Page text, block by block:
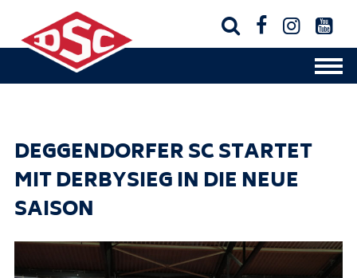
   
DEGGENDORFER SC STARTET
MIT DERBYSIEG IN DIE NEUE
SAISON